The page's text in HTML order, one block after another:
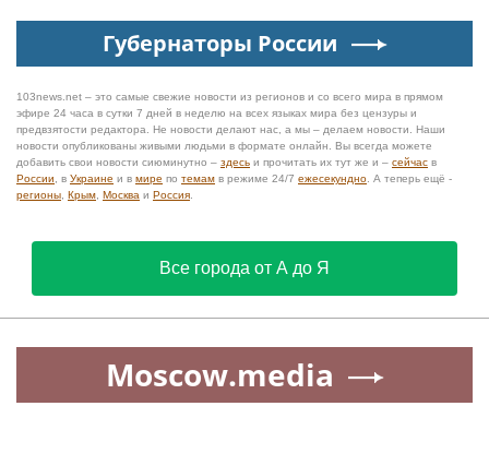
Губернаторы России
103news.net – это самые свежие новости из регионов и со всего мира в прямом
эфире 24 часа в сутки 7 дней в неделю на всех языках мира без цензуры и
предвзятости редактора. Не новости делают нас, а мы – делаем новости. Наши
новости опубликованы живыми людьми в формате онлайн. Вы всегда можете
добавить свои новости сиюминутно – здесь и прочитать их тут же и – сейчас в
России , в Украине и в мире по темам в режиме 24/7 ежесекундно . А теперь ещё -
регионы Крым Москва и Россия
Все города от А до Я
Moscow.media